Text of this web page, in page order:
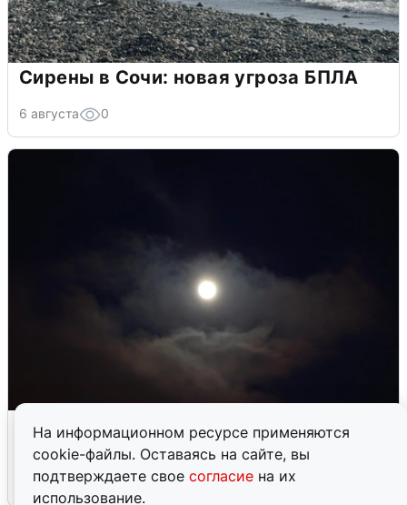
На информационном ресурсе применяются
cookie-файлы. Оставаясь на сайте, вы
подтверждаете свое согласие на их
использование.
Сирены в Сочи: новая угроза БПЛА
6 августа 0
В Воронеже прогремели взрывы
после сигнала тревоги
5 августа 0